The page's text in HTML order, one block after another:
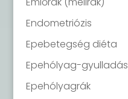
Endometriózis
Epebetegség diéta
Epehólyag-gyulladás
Epehólyagrák